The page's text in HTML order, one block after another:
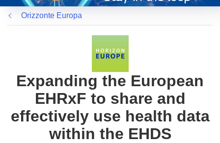
una
nuova
finestra)
Orizzonte Europa
Expanding the European
EHRxF to share and
effectively use health data
within the EHDS